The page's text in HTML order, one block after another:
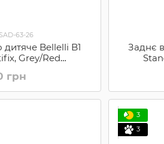
63-26
дитяче Bellelli B1
Grey/Red
грн
Заднє
3
3